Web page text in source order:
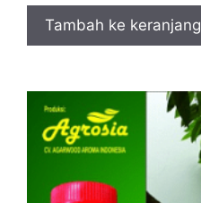
Tambah ke keranjang